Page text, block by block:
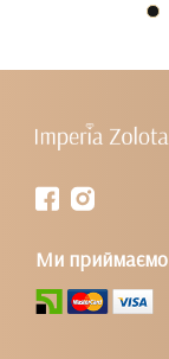
Ми приймаємо